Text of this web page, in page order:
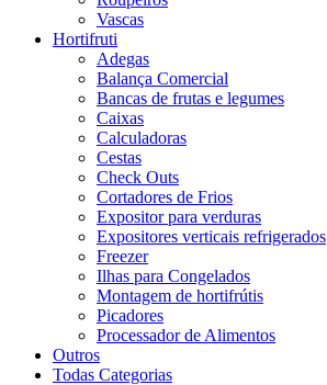
Vascas
Hortifruti
Adegas
Balança Comercial
Bancas de frutas e legumes
Caixas
Calculadoras
Cestas
Check Outs
Cortadores de Frios
Expositor para verduras
Expositores verticais refrigerados
Freezer
Ilhas para Congelados
Montagem de hortifrútis
Picadores
Processador de Alimentos
Outros
Todas Categorias